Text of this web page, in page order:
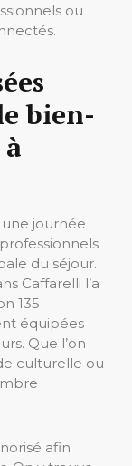
ou
bien-
journée
du séjour.
Caffarelli l’a
135
équipées
Que l’on
culturelle ou
afin